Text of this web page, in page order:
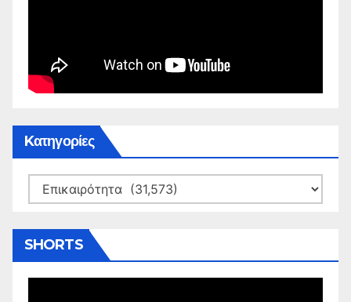
Kατηγορίες
Kατηγορίες
SHORTS